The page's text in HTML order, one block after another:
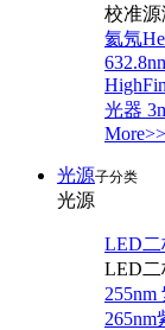
校准
氦氖
光器
More>>
光源子分类
光源
LED
LED
255nm
265nm